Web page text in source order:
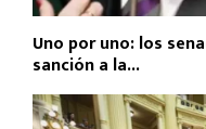
Uno por uno: los
sanción a la...